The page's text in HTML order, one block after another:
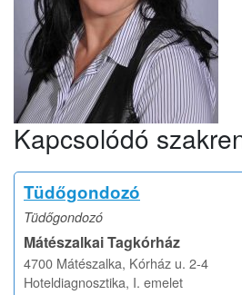
Kapcsolódó
Tüdőgondozó
Tüdőgondozó
Mátészalkai Tagkórház
4700 Mátészalka, Kórház u. 2-4
Hoteldiagnosztika, I. emelet